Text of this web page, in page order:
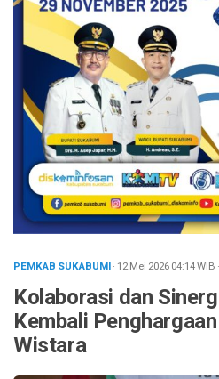
PEMKAB SUKABUMI· 12 Mei 202604:14WIB ·
Kolaborasi dan
Kembali
Wistara